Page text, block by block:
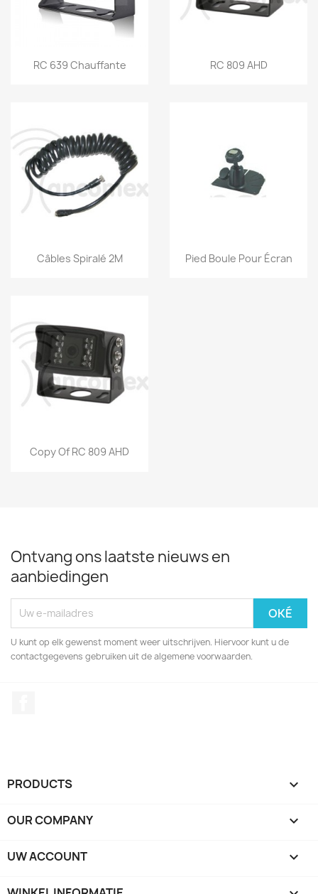
Snel bekijken
RC 639 Chauffante Snel bekijken
RC 809 AHD
Snel bekijken
Câbles Spiralé 2M Snel bekijken
Pied Boule Pour Écran
Snel bekijken
Copy Of RC 809 AHD
Ontvang ons laatste nieuws en
aanbiedingen
U kunt op elk gewenst moment weer uitschrijven. Hiervoor kunt u de
contactgegevens gebruiken uit de algemene voorwaarden.
PRODUCTS 
OUR COMPANY 
UW ACCOUNT 